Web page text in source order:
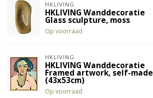
HKLIVING
HKLIVING Wanddecoratie
Glass sculpture, moss
Op voorraad
HKLIVING
HKLIVING Wanddecoratie
Framed artwork, self-made
(43x53cm)
Op voorraad